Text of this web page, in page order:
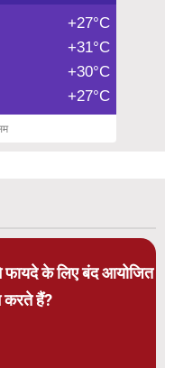
+27°C
+31°C
+30°C
+27°C
के लिए बंद आयोजित
करते हैं?